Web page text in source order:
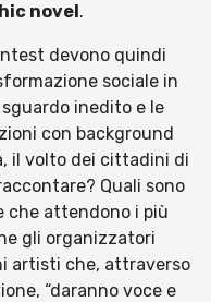
novel.
devono quindi
sociale in
inedito e le
con background
il volto dei cittadini di
Quali sono
che attendono i più
gli organizzatori
artisti che, attraverso
“daranno voce e